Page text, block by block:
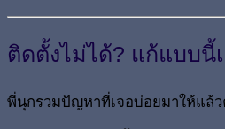
ติดตั้งไม่ได้? แก้แบบนี้
พี่นุกรวมปัญหาที่เจอบ่อยมาให้แล้